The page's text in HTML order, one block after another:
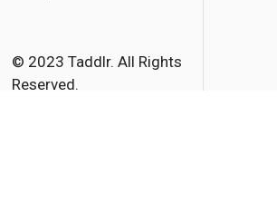
o
k
r
© 2023 Taddlr. All Rights
Reserved.